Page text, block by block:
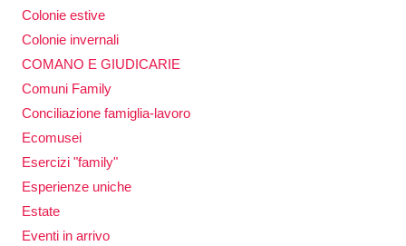
Colonie estive
Colonie invernali
COMANO E GIUDICARIE
Comuni Family
Conciliazione famiglia-lavoro
Ecomusei
Esercizi "family"
Esperienze uniche
Estate
Eventi in arrivo